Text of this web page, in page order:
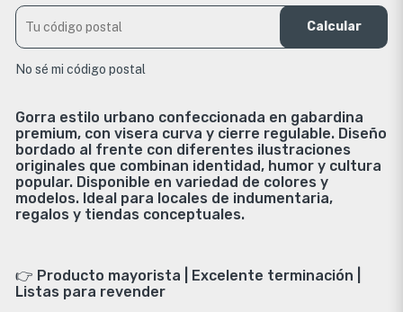
Calcular
No sé mi código postal
Gorra estilo urbano confeccionada en gabardina
premium, con visera curva y cierre regulable. Diseño
bordado al frente con diferentes ilustraciones
originales que combinan identidad, humor y cultura
popular. Disponible en variedad de colores y
modelos. Ideal para locales de indumentaria,
regalos y tiendas conceptuales.
👉 Producto mayorista | Excelente terminación |
Listas para revender